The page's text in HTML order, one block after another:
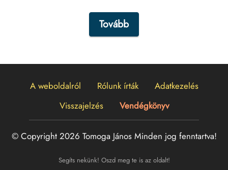
Tovább
A weboldalról Rólunk írták
Adatkezelés
Visszajelzés
Vendégkönyv
© Copyright 2026 Tomoga János Minden jog fenntartva!
Segíts nekünk! Oszd meg te is az oldalt!